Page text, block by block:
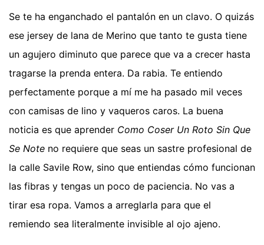
Se te ha enganchado el pantalón en un clavo. O quizás
ese jersey de lana de Merino que tanto te gusta tiene
un agujero diminuto que parece que va a crecer hasta
tragarse la prenda entera. Da rabia. Te entiendo
perfectamente porque a mí me ha pasado mil veces
con camisas de lino y vaqueros caros. La buena
noticia es que aprender Como Coser Un Roto Sin Que
Se Note no requiere que seas un sastre profesional de
la calle Savile Row, sino que entiendas cómo funcionan
las fibras y tengas un poco de paciencia. No vas a
tirar esa ropa. Vamos a arreglarla para que el
remiendo sea literalmente invisible al ojo ajeno.